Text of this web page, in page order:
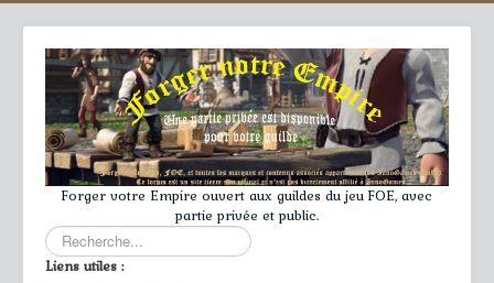
Forger votre Empire ouvert aux guildes du jeu FOE, avec
partie privée et public.
Rechercher
Liens utiles :